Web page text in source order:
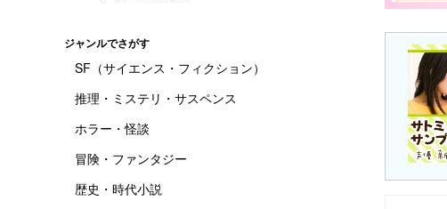
ジャンルでさがす
SF（サイエンス・フィクション）
推理・ミステリ・サスペンス
ホラー・怪談
冒険・ファンタジー
歴史・時代小説